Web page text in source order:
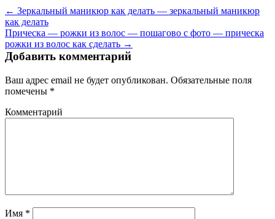
← Зеркальный маникюр как делать — зеркальный маникюр
как делать
Прическа — рожки из волос — пошагово с фото — прическа
рожки из волос как сделать →
Добавить комментарий
Ваш адрес email не будет опубликован. Обязательные поля
помечены *
Комментарий
Имя *